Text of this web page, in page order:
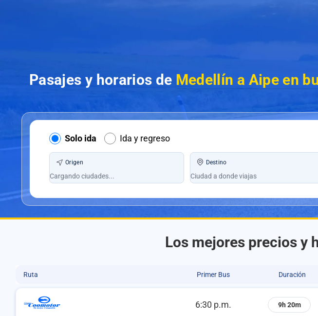
Pasajes y horarios de Medellín a Aipe en
Solo ida Ida y regreso
Origen Destino
Los mejores precios y
Ruta Primer Bus Duración
6:30 p.m. 9h 20m